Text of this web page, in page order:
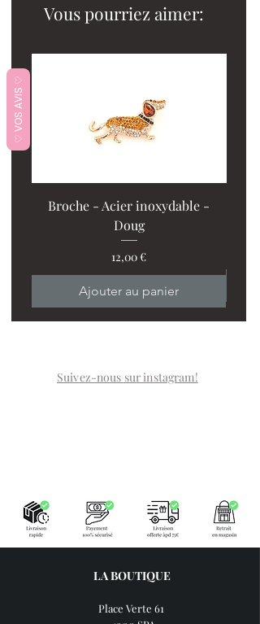
Vous pourriez aimer:
Broche - Acier inoxydable -
Doug
Prix
12,00 €
Ajouter au panier
Suivez-nous sur instagram!
LA BOUTIQUE
Place Verte 61
♡ VOS AVIS ♡